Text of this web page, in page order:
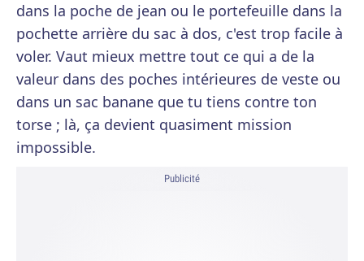
dans la poche de jean ou le portefeuille dans la
pochette arrière du sac à dos, c'est trop facile à
voler. Vaut mieux mettre tout ce qui a de la
valeur dans des poches intérieures de veste ou
dans un sac banane que tu tiens contre ton
torse ; là, ça devient quasiment mission
impossible.
Publicité